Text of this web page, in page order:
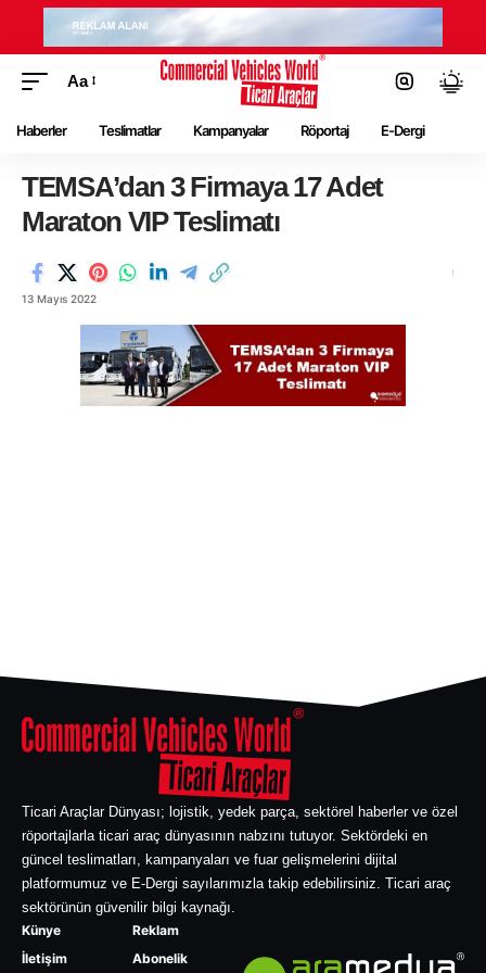
Aa
Haberler Teslimatlar Kampanyalar Röportaj E-Dergi
TEMSA’dan 3 Firmaya 17 Adet
Maraton VIP Teslimatı
13 Mayıs 2022
Ticari Araçlar Dünyası; lojistik, yedek parça, sektörel haberler ve özel
röportajlarla ticari araç dünyasının nabzını tutuyor. Sektördeki en
güncel teslimatları, kampanyaları ve fuar gelişmelerini dijital
platformumuz ve E-Dergi sayılarımızla takip edebilirsiniz. Ticari araç
sektörünün güvenilir bilgi kaynağı.
Künye
İletişim
Reklam
Abonelik